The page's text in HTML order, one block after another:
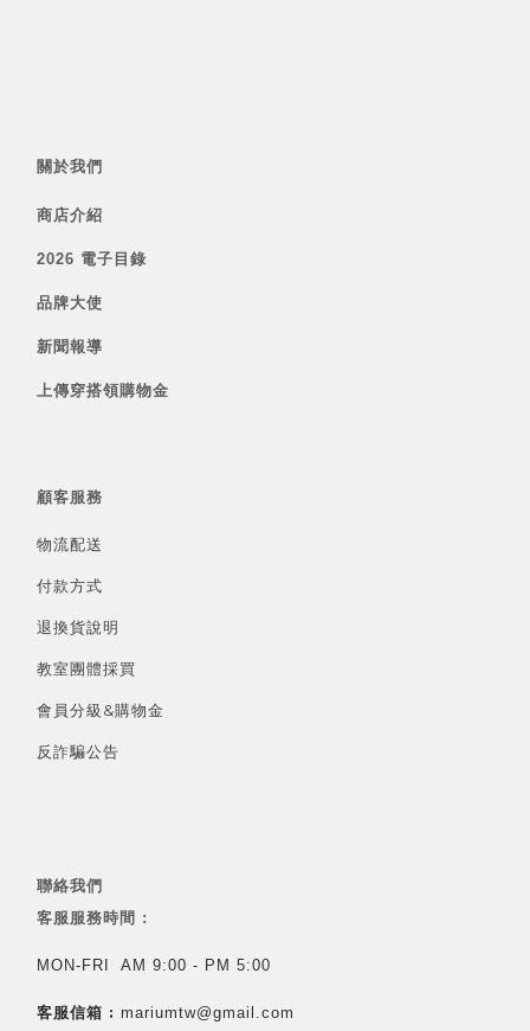
關於我們
商店介紹
2026 電子目錄
品牌大使
新聞報導
上傳穿搭領購物金
顧客服務
物流配送
付款方式
退換貨說明
教室團體採買
會員分級&購物金
反詐騙公告
聯絡我們
客服服務時間 :
MON-FRI AM 9:00 - PM 5:00
客服信箱 : mariumtw@gmail.com